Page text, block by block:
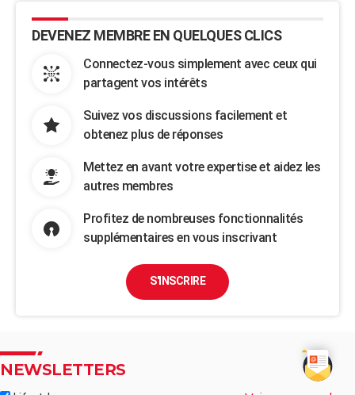
DEVENEZ MEMBRE EN QUELQUES CLICS
Connectez-vous simplement avec ceux qui
partagent vos intérêts
Suivez vos discussions facilement et
obtenez plus de réponses
Mettez en avant votre expertise et aidez les
autres membres
Profitez de nombreuses fonctionnalités
supplémentaires en vous inscrivant
S'INSCRIRE
NEWSLETTERS